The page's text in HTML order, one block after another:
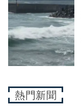
熱門新聞